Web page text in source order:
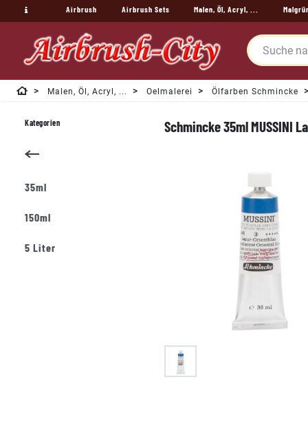
Airbrush Airbrush Sets Malen, Öl, Acryl, ...
Malen, Öl, Acryl, ... Oelmalerei Ölfarben Schmincke
Schmincke 35ml MUSSINI
Kategorien
35ml
150ml
5 Liter